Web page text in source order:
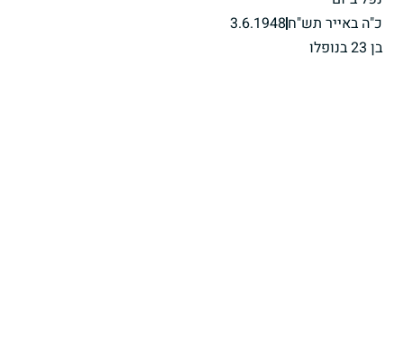
כ"ה באייר תש"ח3.6.1948
בן 23 בנופלו